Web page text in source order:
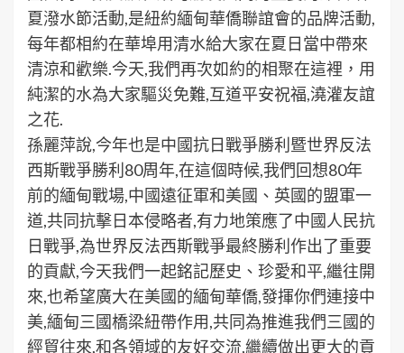
夏潑水節活動,是紐約緬甸華僑聯誼會的品牌活動,
每年都相約在華埠用清水給大家在夏日當中帶來
清涼和歡樂.今天,我們再次如約的相聚在這裡，用
純潔的水為大家驅災免難,互道平安祝福,澆灌友誼
之花.
孫麗萍說,今年也是中國抗日戰爭勝利暨世界反法
西斯戰爭勝利80周年,在這個時候,我們回想80年
前的緬甸戰場,中國遠征軍和美國、英國的盟軍一
道,共同抗擊日本侵略者,有力地策應了中國人民抗
日戰爭,為世界反法西斯戰爭最終勝利作出了重要
的貢獻,今天我們一起銘記歷史、珍愛和平,繼往開
來,也希望廣大在美國的緬甸華僑,發揮你們連接中
美,緬甸三國橋梁紐帶作用,共同為推進我們三國的
經貿往來,和各領域的友好交流,繼續做出更大的貢